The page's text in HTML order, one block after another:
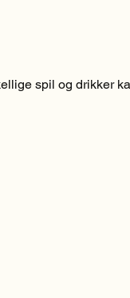
spil og drikker